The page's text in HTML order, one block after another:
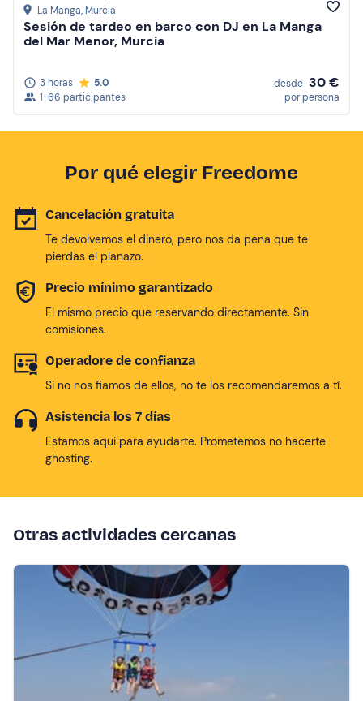
La Manga, Murcia
Sesión de tardeo en barco con DJ en La Manga
del Mar Menor, Murcia
3 horas
5.0
1-66 participantes
desde 30 €
por persona
Por qué elegir Freedome
Cancelación gratuita
Te devolvemos el dinero, pero nos da pena que te
pierdas el planazo.
Precio mínimo garantizado
El mismo precio que reservando directamente. Sin
comisiones.
Operadore de confianza
Si no nos fiamos de ellos, no te los recomendaremos a tí.
Asistencia los 7 días
Estamos aqui para ayudarte. Prometemos no hacerte
ghosting.
Otras actividades cercanas